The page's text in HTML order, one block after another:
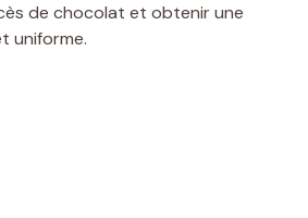
de chocolat et obtenir une
uniforme.